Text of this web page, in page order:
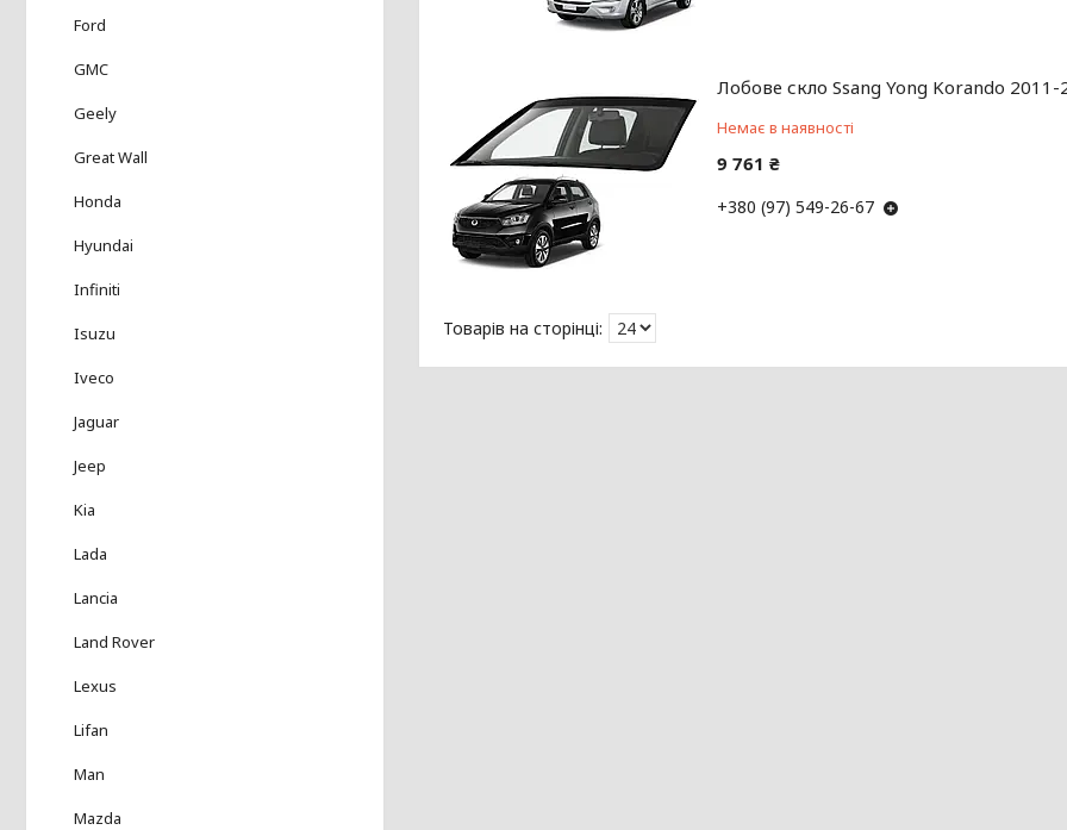
Лобове скло Ssang Yong Korando
Немає в наявності
9 761 ₴
+380 (97) 549-26-67
Ford
GMC
Geely
Great Wall
Honda
Hyundai
Infiniti
Isuzu
Iveco
Jaguar
Jeep
Kia
Lada
Lancia
Land Rover
Lexus
Lifan
Man
Mazda